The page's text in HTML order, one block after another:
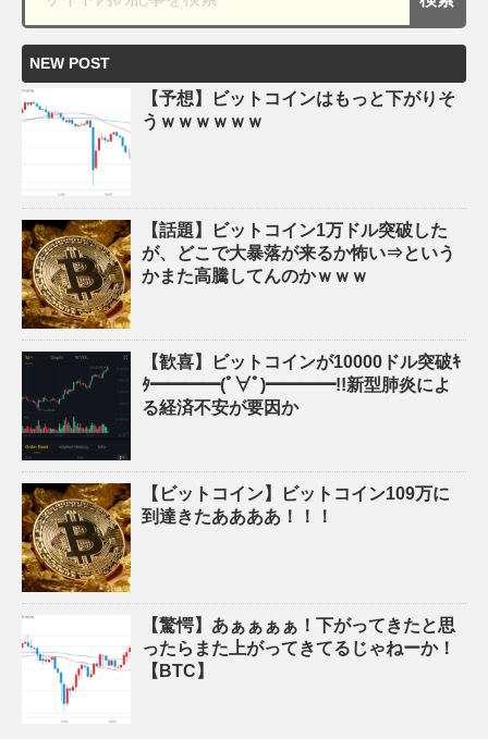
NEW POST
【予想】ビットコインはもっと下がりそ
うｗｗｗｗｗｗ
【話題】ビットコイン1万ドル突破した
が、どこで大暴落が来るか怖い⇒という
かまた高騰してんのかｗｗｗ
【歓喜】ビットコインが10000ドル突破ｷ
ﾀ━━━━(ﾟ∀ﾟ)━━━━!!新型肺炎によ
る経済不安が要因か
【ビットコイン】ビットコイン109万に
到達きたああああ！！！
【驚愕】あぁぁぁぁ！下がってきたと思
ったらまた上がってきてるじゃねーか！
【BTC】